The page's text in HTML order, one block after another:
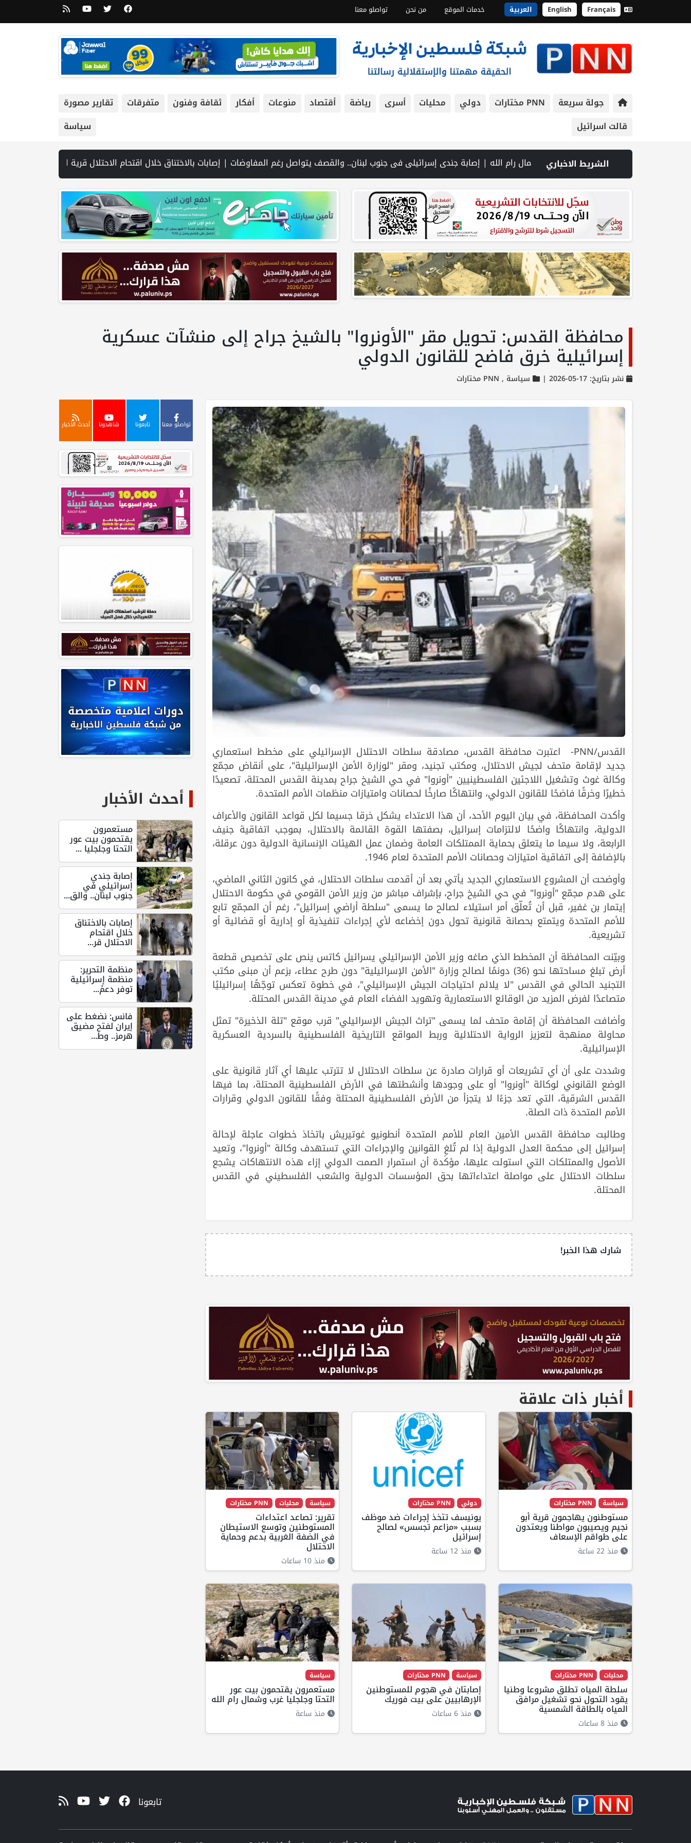
English Français العربية خدمات الموقع من نحن تواصلو معنا
جولة سريعة PNN مختارات دولي محليات أسرى رياضة أقتصاد منوعات أفكار ثقافة وفنون متفرقات
تقارير مصورة
قالت اسرائيل
سياسة
الشريط الاخباري
الله | إصابة جندي إسرائيلي في جنوب لبنان.. والقصف يتواصل رغم المفاوضات | إصابات بالاختناق خلال اقتحام الاحتلال قرية المغير شمال شرق رام الله | منظمة التحرير: منظمة إسرائيلية توفر دعمًا للمستوطنين المتهمين بجرائم ضد الفلسطينيين | فانس: نضغط على إيران لفتح مضيق هرمز.. وطهران تتحدث عن مسار ملاحي مؤقت | مجلس الأمن يعقد الثلاثاء جلسة بشأن الضفة الغربية | مشاركون في ورشة عمل
محافظة القدس: تحويل مقر "الأونروا" بالشيخ جراح إلى منشآت عسكرية
إسرائيلية خرق فاضح للقانون الدولي
نشر بتاريخ: 17-05-2026 | سياسة , PNN مختارات
القدس/PNN- اعتبرت محافظة القدس، مصادقة سلطات الاحتلال الإسرائيلي على مخطط استعماري
جديد لإقامة متحف لجيش الاحتلال، ومكتب تجنيد، ومقر "لوزارة الأمن الإسرائيلية"، على أنقاض مجمّع
وكالة غوث وتشغيل اللاجئين الفلسطينيين "أونروا" في حي الشيخ جراح بمدينة القدس المحتلة، تصعيدًا
خطيرًا وخرقًا فاضحًا للقانون الدولي، وانتهاكًا صارخًا لحصانات وامتيازات منظمات الأمم المتحدة.
وأكدت المحافظة، في بيان اليوم الأحد، أن هذا الاعتداء يشكل خرقا جسيما لكل قواعد القانون والأعراف
الدولية، وانتهاكًا واضحًا لالتزامات إسرائيل، بصفتها القوة القائمة بالاحتلال، بموجب اتفاقية جنيف
الرابعة، ولا سيما ما يتعلق بحماية الممتلكات العامة وضمان عمل الهيئات الإنسانية الدولية دون عرقلة،
بالإضافة إلى اتفاقية امتيازات وحصانات الأمم المتحدة لعام 1946.
وأوضحت أن المشروع الاستعماري الجديد يأتي بعد أن أقدمت سلطات الاحتلال، في كانون الثاني الماضي،
على هدم مجمّع "أونروا" في حي الشيخ جراح، بإشراف مباشر من وزير الأمن القومي في حكومة الاحتلال
إيتمار بن غفير، قبل أن تُعلّق أمر استيلاء لصالح ما يسمى "سلطة أراضي إسرائيل"، رغم أن المجمّع تابع
للأمم المتحدة ويتمتع بحصانة قانونية تحول دون إخضاعه لأي إجراءات تنفيذية أو إدارية أو قضائية أو
تشريعية.
وبيّنت المحافظة أن المخطط الذي صاغه وزير الأمن الإسرائيلي يسرائيل كاتس ينص على تخصيص قطعة
أرض تبلغ مساحتها نحو (36) دونمًا لصالح وزارة "الأمن الإسرائيلية" دون طرح عطاء، بزعم أن مبنى مكتب
التجنيد الحالي في القدس "لا يلائم احتياجات الجيش الإسرائيلي"، في خطوة تعكس توجّهًا إسرائيليًا
متصاعدًا لفرض المزيد من الوقائع الاستعمارية وتهويد الفضاء العام في مدينة القدس المحتلة.
وأضافت المحافظة أن إقامة متحف لما يسمى "تراث الجيش الإسرائيلي" قرب موقع "تلة الذخيرة" تمثل
محاولة ممنهجة لتعزيز الرواية الاحتلالية وربط المواقع التاريخية الفلسطينية بالسردية العسكرية
الإسرائيلية.
وشددت على أن أي تشريعات أو قرارات صادرة عن سلطات الاحتلال لا تترتب عليها أي آثار قانونية على
الوضع القانوني لوكالة "أونروا" أو على وجودها وأنشطتها في الأرض الفلسطينية المحتلة، بما فيها
القدس الشرقية، التي تعد جزءًا لا يتجزأ من الأرض الفلسطينية المحتلة وفقًا للقانون الدولي وقرارات
الأمم المتحدة ذات الصلة.
وطالبت محافظة القدس الأمين العام للأمم المتحدة أنطونيو غوتيريش باتخاذ خطوات عاجلة لإحالة
إسرائيل إلى محكمة العدل الدولية إذا لم تُلغِ القوانين والإجراءات التي تستهدف وكالة "أونروا"، وتعيد
الأصول والممتلكات التي استولت عليها، مؤكدة أن استمرار الصمت الدولي إزاء هذه الانتهاكات يشجع
سلطات الاحتلال على مواصلة اعتداءاتها بحق المؤسسات الدولية والشعب الفلسطيني في القدس
المحتلة.
شارك هذا الخبر!
أخبار ذات علاقة
سياسة PNN مختارات
مستوطنون يهاجمون قرية أبو
نجيم ويصيبون مواطنا ويعتدون
على طواقم الإسعاف
منذ 22 ساعة
دولي PNN مختارات
يونيسف تتخذ إجراءات ضد موظف
بسبب «مزاعم تجسس» لصالح
إسرائيل
منذ 12 ساعة
سياسة محليات PNN مختارات
تقرير: تصاعد اعتداءات
المستوطنين وتوسع الاستيطان
في الضفة الغربية بدعم وحماية
الاحتلال
منذ 10 ساعات
محليات PNN مختارات
سلطة المياه تطلق مشروعا وطنيا
يقود التحول نحو تشغيل مرافق
المياه بالطاقة الشمسية
منذ 8 ساعات
سياسة PNN مختارات
إصابتان في هجوم للمستوطنين
الإرهابيين على بيت فوريك
منذ 6 ساعات
سياسة
مستعمرون يقتحمون بيت عور
التحتا وجلجليا غرب وشمال رام الله
منذ ساعة
تواصلو معنا تابعونا شاهدونا أحدث الأخبار
أحدث الأخبار
مستعمرون
يقتحمون بيت عور
التحتا وجلجليا ...
إصابة جندي
إسرائيلي في
جنوب لبنان.. والق...
إصابات بالاختناق
خلال اقتحام
الاحتلال قر...
منظمة التحرير:
منظمة إسرائيلية
توفر دعمً...
فانس: نضغط على
إيران لفتح مضيق
هرمز.. وط...
تابعونا